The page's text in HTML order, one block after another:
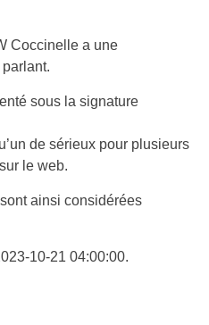
Coccinelle a une
sous la signature
de sérieux pour plusieurs
le web.
ainsi considérées
10-21 04:00:00.